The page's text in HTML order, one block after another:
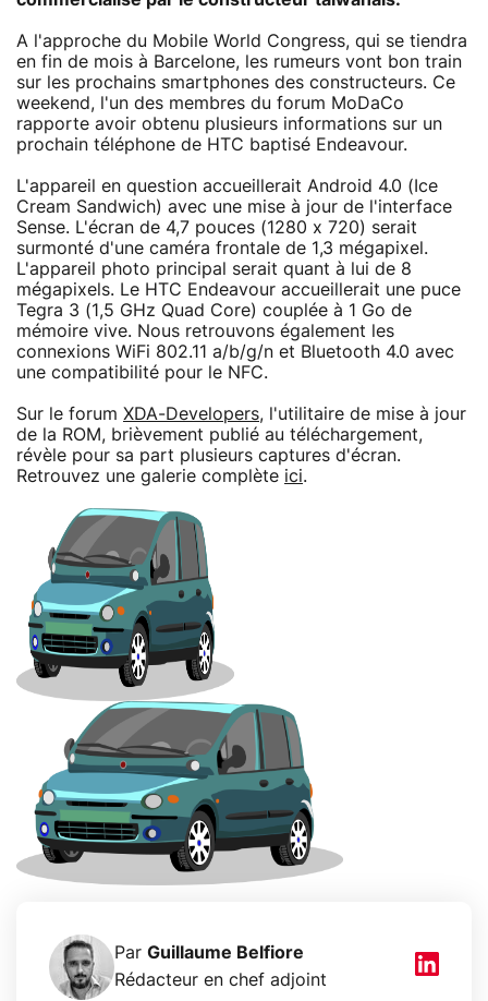
A l'approche du Mobile World Congress, qui se tiendra
en fin de mois à Barcelone, les rumeurs vont bon train
sur les prochains smartphones des constructeurs. Ce
weekend, l'un des membres du forum MoDaCo
rapporte avoir obtenu plusieurs informations sur un
prochain téléphone de HTC baptisé Endeavour.
L'appareil en question accueillerait Android 4.0 (Ice
Cream Sandwich) avec une mise à jour de l'interface
Sense. L'écran de 4,7 pouces (1280 x 720) serait
surmonté d'une caméra frontale de 1,3 mégapixel.
L'appareil photo principal serait quant à lui de 8
mégapixels. Le HTC Endeavour accueillerait une puce
Tegra 3 (1,5 GHz Quad Core) couplée à 1 Go de
mémoire vive. Nous retrouvons également les
connexions WiFi 802.11 a/b/g/n et Bluetooth 4.0 avec
une compatibilité pour le NFC.
Sur le forum XDA-Developers, l'utilitaire de mise à jour
de la ROM, brièvement publié au téléchargement,
révèle pour sa part plusieurs captures d'écran.
Retrouvez une galerie complète ici.
Par Guillaume Belfiore
Rédacteur en chef adjoint